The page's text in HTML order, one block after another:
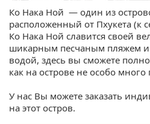
Ко Нака Ной — один из
расположенный от Пхукета (к
Ко Нака Ной славится своей
шикарным песчаным пляжем и
водой, здесь вы сможете
как на острове не особо много
У нас Вы можете заказать
на этот остров.